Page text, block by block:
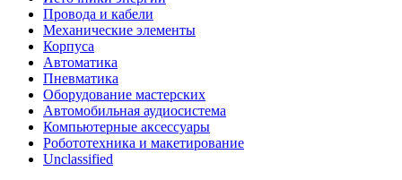
Провода и кабели
Механические элементы
Корпуса
Автоматика
Пневматика
Оборудование мастерских
Автомобильная аудиосистема
Компьютерные аксессуары
Робототехника и макетирование
Unclassified